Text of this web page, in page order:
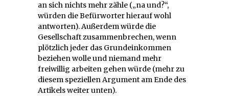
an sich nichts mehr zähle („na und?“,
würden die Befürworter hierauf wohl
antworten). Außerdem würde die
Gesellschaft zusammenbrechen, wenn
plötzlich jeder das Grundeinkommen
beziehen wolle und niemand mehr
freiwillig arbeiten gehen würde (mehr zu
diesem speziellen Argument am Ende des
Artikels weiter unten).